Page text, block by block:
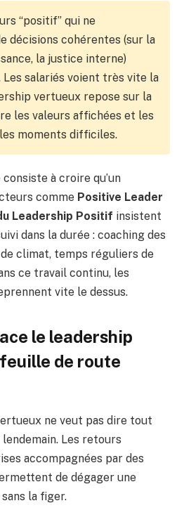
“positif” qui ne
décisions cohérentes (sur la
la justice interne)
salariés voient très vite la
vertueux repose sur la
les valeurs affichées et les
moments difficiles.
à croire qu’un
comme Positive Leader
Leadership Positif insistent
dans la durée : coaching des
climat, temps réguliers de
ce travail continu, les
vite le dessus.
le leadership
de route
ne veut pas dire tout
Les retours
accompagnées par des
de dégager une
la figer.